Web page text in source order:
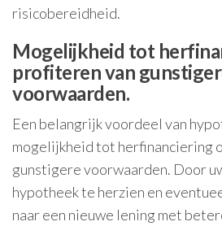
risicobereidheid.
Mogelijkheid tot
profiteren van
voorwaarden.
Een belangrijk voordeel van
mogelijkheid tot herfinanciering
gunstigere voorwaarden. Door
hypotheek te herzien en
naar een nieuwe lening met